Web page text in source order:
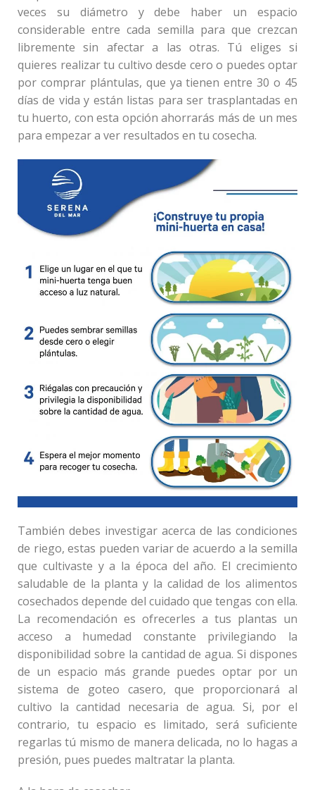
veces su diámetro y debe haber un espacio
considerable entre cada semilla para que crezcan
libremente sin afectar a las otras. Tú eliges si
quieres realizar tu cultivo desde cero o puedes optar
por comprar plántulas, que ya tienen entre 30 o 45
días de vida y están listas para ser trasplantadas en
tu huerto, con esta opción ahorrarás más de un mes
para empezar a ver resultados en tu cosecha.
También debes investigar acerca de las condiciones
de riego, estas pueden variar de acuerdo a la semilla
que cultivaste y a la época del año. El crecimiento
saludable de la planta y la calidad de los alimentos
cosechados depende del cuidado que tengas con ella.
La recomendación es ofrecerles a tus plantas un
acceso a humedad constante privilegiando la
disponibilidad sobre la cantidad de agua. Si dispones
de un espacio más grande puedes optar por un
sistema de goteo casero, que proporcionará al
cultivo la cantidad necesaria de agua. Si, por el
contrario, tu espacio es limitado, será suficiente
regarlas tú mismo de manera delicada, no lo hagas a
presión, pues puedes maltratar la planta.